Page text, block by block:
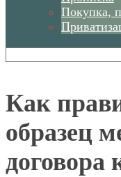
Покупка,
Как
образец
договора